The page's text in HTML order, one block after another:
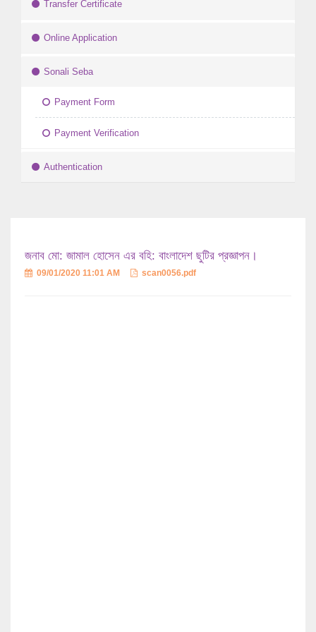
Transfer Certificate
Online Application
Sonali Seba
Payment Form
Payment Verification
Authentication
জনাব মো: জামাল হোসেন এর বহি: বাংলাদেশ ছুটির প্রজ্ঞাপন।
09/01/2020 11:01 AM scan0056.pdf